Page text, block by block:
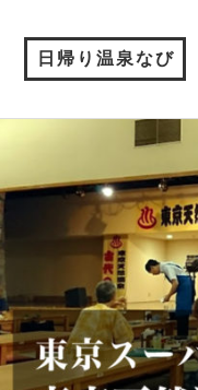
日帰り温泉なび